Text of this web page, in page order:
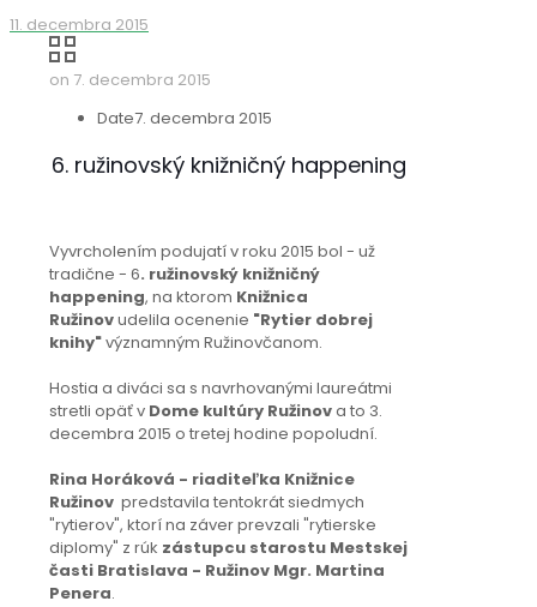
11. decembra 2015
on 7. decembra 2015
Date7. decembra 2015
6. ružinovský knižničný happening
Vyvrcholením podujatí v roku 2015 bol - už
tradične - 6. ružinovský knižničný
happening, na ktorom Knižnica
Ružinovudelila ocenenie "Rytier dobrej
knihy"významným Ružinovčanom.
Hostia a diváci sa s navrhovanými laureátmi
stretli opäť v Dome kultúry Ružinova to 3.
decembra 2015 o tretej hodine popoludní.
Rina Horáková - riaditeľka Knižnice
Ružinov predstavila tentokrát siedmych
"rytierov", ktorí na záver prevzali "rytierske
diplomy" z rúk zástupcu starostu Mestskej
časti Bratislava - Ružinov Mgr. Martina
Penera.